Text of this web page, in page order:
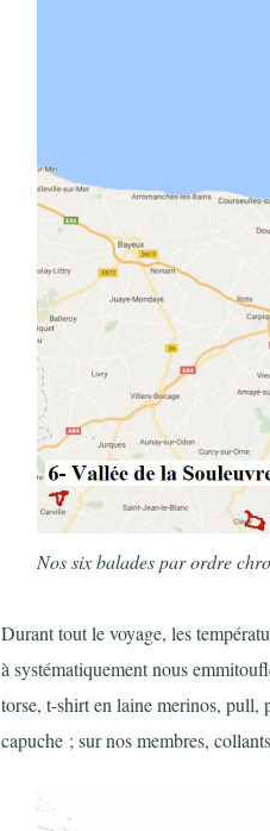
Nos six balades par ordre
Durant tout le voyage, les
à systématiquement nous
torse, t-shirt en laine merinos, pull,
capuche ; sur nos membres,